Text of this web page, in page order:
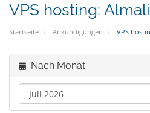
VPS hosting:
Startseite Ankündigungen VPS
Nach Monat